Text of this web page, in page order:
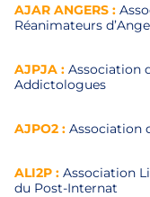
AJAR ANGERS :
Réanimateurs
AJPJA : Association
Addictologues
AJPO2 : Association
ALI2P : Association
du Post-Internat